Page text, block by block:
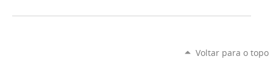
Voltar para o topo